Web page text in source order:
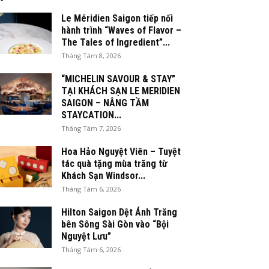
Le Méridien Saigon tiếp nối
hành trình “Waves of Flavor –
The Tales of Ingredient”...
Tháng Tám 8, 2026
“MICHELIN SAVOUR & STAY”
TẠI KHÁCH SẠN LE MERIDIEN
SAIGON – NÂNG TẦM
STAYCATION...
Tháng Tám 7, 2026
Hoa Hảo Nguyệt Viên – Tuyệt
tác quà tặng mùa trăng từ
Khách Sạn Windsor...
Tháng Tám 6, 2026
Hilton Saigon Dệt Ánh Trăng
bên Sông Sài Gòn vào “Bội
Nguyệt Lưu”
Tháng Tám 6, 2026